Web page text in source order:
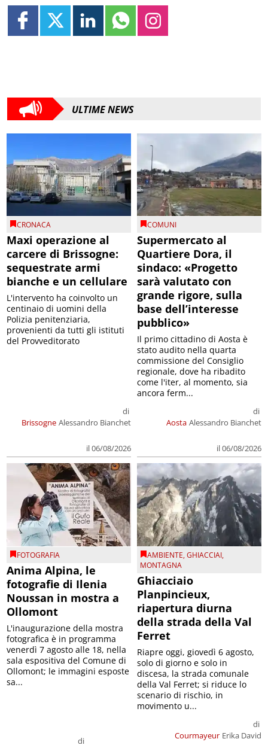
ULTIME NEWS
CRONACA
Maxi operazione al
carcere di Brissogne:
sequestrate armi
bianche e un cellulare
Brissogne
di
Alessandro Bianchet
il 06/08/2026
L'intervento ha coinvolto un
centinaio di uomini della
Polizia penitenziaria,
provenienti da tutti gli istituti
del Provveditorato
COMUNI
Supermercato al
Quartiere Dora, il
sindaco: «Progetto
sarà valutato con
grande rigore, sulla
base dell’interesse
pubblico»
Aosta
di
Alessandro Bianchet
il 06/08/2026
Il primo cittadino di Aosta è
stato audito nella quarta
commissione del Consiglio
regionale, dove ha ribadito
come l'iter, al momento, sia
ancora ferm...
FOTOGRAFIA
Anima Alpina, le
fotografie di Ilenia
Noussan in mostra a
Ollomont
di
L'inaugurazione della mostra
fotografica è in programma
venerdì 7 agosto alle 18, nella
sala espositiva del Comune di
Ollomont; le immagini esposte
sa...
AMBIENTE,GHIACCIAI,
MONTAGNA
Ghiacciaio
Planpincieux,
riapertura diurna
della strada della Val
Ferret
Courmayeur
di
Erika David
Riapre oggi, giovedì 6 agosto,
solo di giorno e solo in
discesa, la strada comunale
della Val Ferret; si riduce lo
scenario di rischio, in
movimento u...